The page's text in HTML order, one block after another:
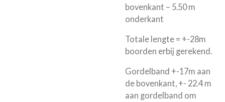
bovenkant – 5.50 m
onderkant
Totale lengte = +-28m
boorden erbij gerekend.
Gordelband +-17m aan
de bovenkant, +- 22.4 m
aan gordelband om